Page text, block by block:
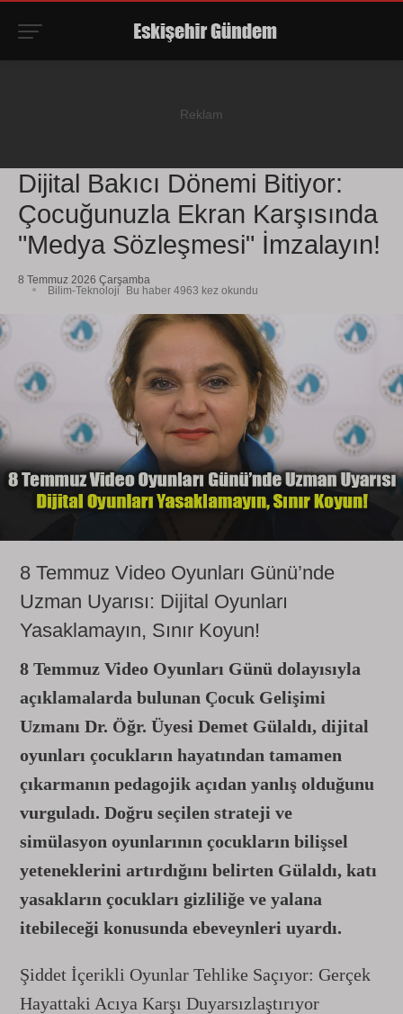
Dijital Bakıcı Dönemi Bitiyor:
Çocuğunuzla Ekran Karşısında
"Medya Sözleşmesi" İmzalayın!
8 Temmuz 2026 Çarşamba
Bilim-Teknoloji
Bu haber 4963 kez okundu
8 Temmuz Video Oyunları Günü’nde
Uzman Uyarısı: Dijital Oyunları
Yasaklamayın, Sınır Koyun!
8 Temmuz Video Oyunları Günü dolayısıyla
açıklamalarda bulunan Çocuk Gelişimi
Uzmanı Dr. Öğr. Üyesi Demet Gülaldı, dijital
oyunları çocukların hayatından tamamen
çıkarmanın pedagojik açıdan yanlış olduğunu
vurguladı. Doğru seçilen strateji ve
simülasyon oyunlarının çocukların bilişsel
yeteneklerini artırdığını belirten Gülaldı, katı
yasakların çocukları gizliliğe ve yalana
itebileceği konusunda ebeveynleri uyardı.
Şiddet İçerikli Oyunlar Tehlike Saçıyor: Gerçek
Hayattaki Acıya Karşı Duyarsızlaştırıyor